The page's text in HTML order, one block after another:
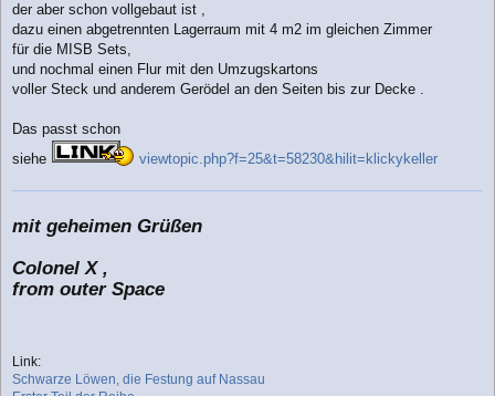
der aber schon vollgebaut ist ,
dazu einen abgetrennten Lagerraum mit 4 m2 im gleichen Zimmer
für die MISB Sets,
und nochmal einen Flur mit den Umzugskartons
voller Steck und anderem Gerödel an den Seiten bis zur Decke .
Das passt schon
siehe
viewtopic.php?f=25&t=58230&hilit=klickykeller
mit geheimen Grüßen
Colonel X ,
from outer Space
Link:
Schwarze Löwen, die Festung auf Nassau